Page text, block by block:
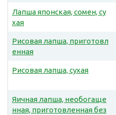
Лапша японская, сомен, су
хая
Рисовая лапша, приготовл
енная
Рисовая лапша, сухая
Яичная лапша, необогаще
нная, приготовленная без